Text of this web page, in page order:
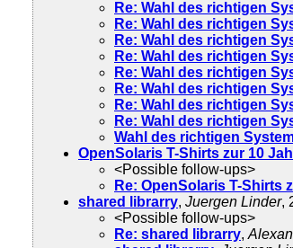
Re: Wahl des richtigen
Re: Wahl des richtigen
Re: Wahl des richtigen
Re: Wahl des richtigen
Re: Wahl des richtigen
Re: Wahl des richtigen
Re: Wahl des richtigen
Re: Wahl des richtigen
Wahl des richtigen
OpenSolaris T-Shirts zur 10
<Possible follow-ups>
Re: OpenSolaris T-Shirts
shared librarry, Juergen Linder,
<Possible follow-ups>
Re: shared librarry,